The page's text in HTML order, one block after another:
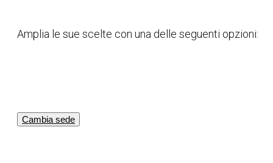
Amplia le sue scelte con una delle seguenti opzioni:
Cambia sede